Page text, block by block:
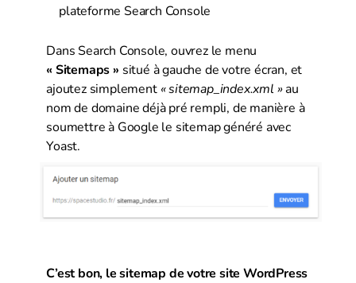
plateforme Search Console
Dans Search Console, ouvrez le menu
« Sitemaps » situé à gauche de votre écran, et
ajoutez simplement « sitemap_index.xml »au
nom de domaine déjà pré rempli, de manière à
soumettre à Google le sitemap généré avec
Yoast.
C’est bon, le sitemap de votre site WordPress